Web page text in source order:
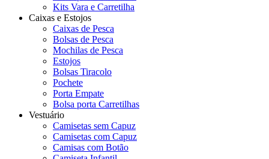
Kits Vara e Carretilha
Caixas e Estojos
Caixas de Pesca
Bolsas de Pesca
Mochilas de Pesca
Estojos
Bolsas Tiracolo
Pochete
Porta Empate
Bolsa porta Carretilhas
Vestuário
Camisetas sem Capuz
Camisetas com Capuz
Camisas com Botão